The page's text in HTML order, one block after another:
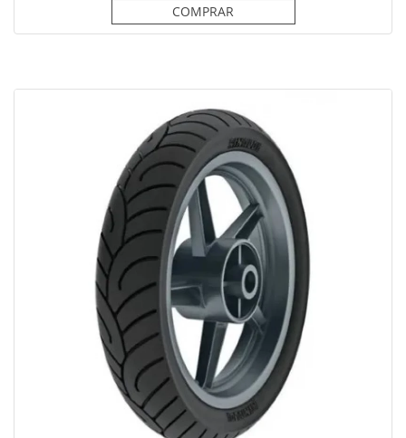
COMPRAR